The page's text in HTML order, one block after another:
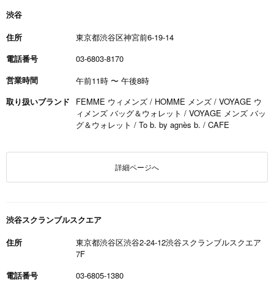
渋谷
住所
東京都渋谷区神宮前6-19-14
電話番号
03-6803-8170
営業時間
午前11時 〜 午後8時
取り扱いブランド
FEMME ウィメンズ / HOMME メンズ / VOYAGE ウ
ィメンズ バッグ＆ウォレット / VOYAGE メンズ バッ
グ＆ウォレット / To b. by agnès b. / CAFE
詳細ページへ
渋谷スクランブルスクエア
住所
東京都渋谷区渋谷2-24-12渋谷スクランブルスクエア
7F
電話番号
03-6805-1380